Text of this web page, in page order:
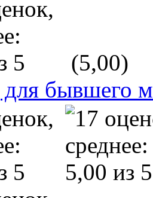
(5,00)
бывшего